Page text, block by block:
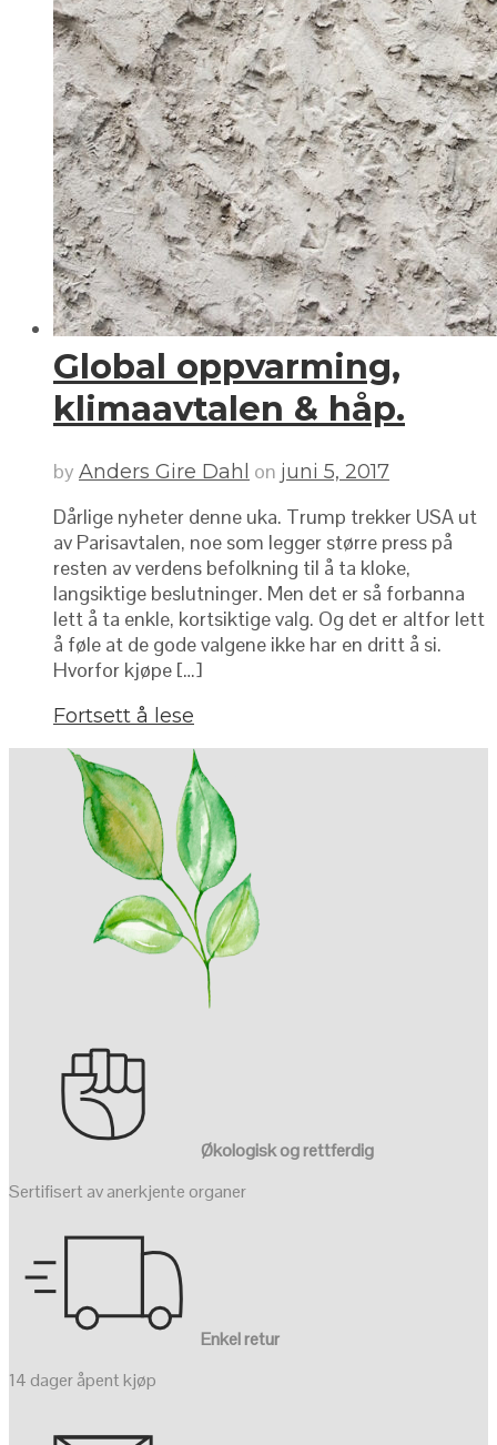
Global oppvarming,
klimaavtalen & håp.
by Anders Gire Dahl on juni 5, 2017
Dårlige nyheter denne uka. Trump trekker USA ut
av Parisavtalen, noe som legger større press på
resten av verdens befolkning til å ta kloke,
langsiktige beslutninger. Men det er så forbanna
lett å ta enkle, kortsiktige valg. Og det er altfor lett
å føle at de gode valgene ikke har en dritt å si.
Hvorfor kjøpe […]
Fortsett å lese
Økologisk og rettferdig
Sertifisert av anerkjente organer
Enkel retur
14 dager åpent kjøp